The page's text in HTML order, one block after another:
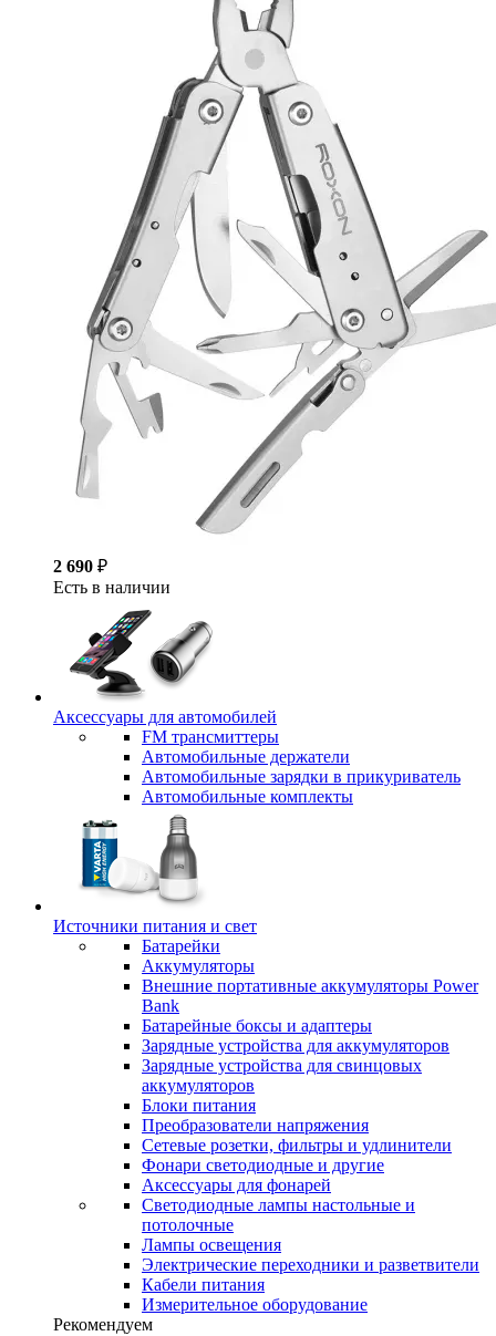
2 690 ₽
Есть в наличии
Аксессуары для автомобилей
FM трансмиттеры
Автомобильные держатели
Автомобильные зарядки в прикуриватель
Автомобильные комплекты
Источники питания и свет
Батарейки
Аккумуляторы
Внешние портативные аккумуляторы Power
Bank
Батарейные боксы и адаптеры
Зарядные устройства для аккумуляторов
Зарядные устройства для свинцовых
аккумуляторов
Блоки питания
Преобразователи напряжения
Сетевые розетки, фильтры и удлинители
Фонари светодиодные и другие
Аксессуары для фонарей
Светодиодные лампы настольные и
потолочные
Лампы освещения
Электрические переходники и разветвители
Кабели питания
Измерительное оборудование
Рекомендуем